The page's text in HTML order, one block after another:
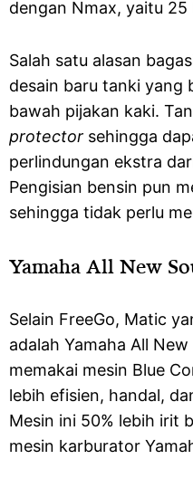
dengan Nmax, yaitu 25
Salah satu alasan
desain baru tanki yang
bawah pijakan kaki.
protector sehingga
perlindungan ekstra
Pengisian bensin pun
sehingga tidak perlu
Yamaha All New
Selain FreeGo, Matic
adalah Yamaha All New
memakai mesin Blue
lebih efisien, handal,
Mesin ini 50% lebih irit
mesin karburator